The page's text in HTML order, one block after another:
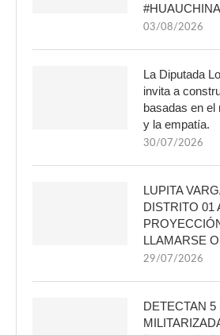
03/08/2026
La Diputada
invita a
basadas en el
y la empatía.
30/07/2026
LUPITA
DISTRITO 01
LLAMARSE
29/07/2026
DETECTAN